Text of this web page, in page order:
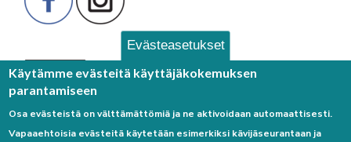
Palaute
Evästeasetukset
Käytämme evästeitä käyttäjäkokemuksen
parantamiseen
Osa evästeistä on välttämättömiä ja ne aktivoidaan automaattisesti.
Vapaaehtoisia evästeitä käytetään esimerkiksi kävijäseurantaan ja